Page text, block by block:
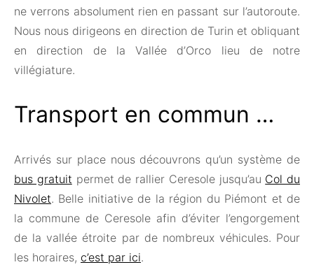
ne verrons absolument rien en passant sur l’autoroute.
Nous nous dirigeons en direction de Turin et obliquant
en direction de la Vallée d’Orco lieu de notre
villégiature.
Transport en commun …
Arrivés sur place nous découvrons qu’un système de
bus gratuit permet de rallier Ceresole jusqu’au Col du
Nivolet. Belle initiative de la région du Piémont et de
la commune de Ceresole afin d’éviter l’engorgement
de la vallée étroite par de nombreux véhicules. Pour
les horaires, c’est par ici.